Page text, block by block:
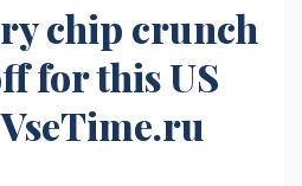
chip crunch
for this US